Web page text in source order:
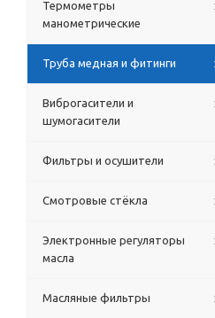
Термометры
манометрические
Труба медная и фитинги
Виброгасители и
шумогасители
Фильтры и осушители
Смотровые стёкла
Электронные регуляторы
масла
Масляные фильтры